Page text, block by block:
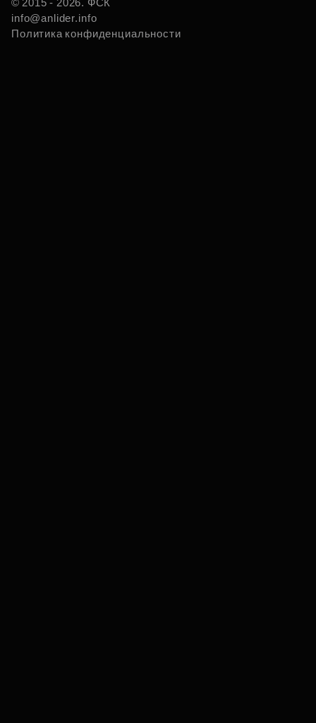
© 2015 - 2026. ФСК
info@anlider.info
Политика конфиденциальности